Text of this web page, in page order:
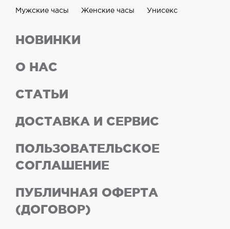
Мужские часы Женские часы Унисекс
НОВИНКИ
О НАС
СТАТЬИ
ДОСТАВКА И СЕРВИС
ПОЛЬЗОВАТЕЛЬСКОЕ
СОГЛАШЕНИЕ
ПУБЛИЧНАЯ ОФЕРТА
(ДОГОВОР)